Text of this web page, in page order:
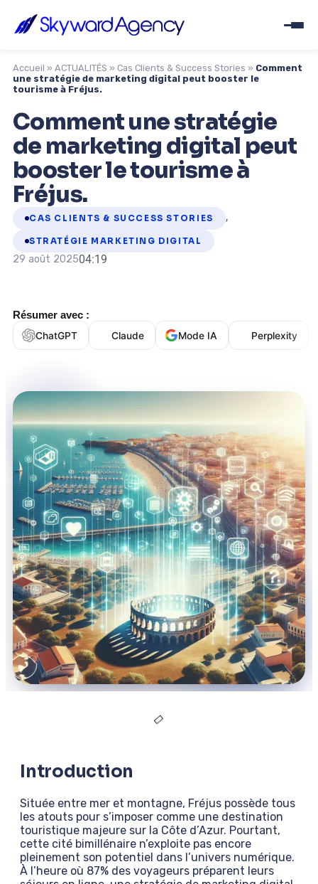
Accueil » ACTUALITÉS » Cas Clients & Success Stories » Comment
une stratégie de marketing digital peut booster le
tourisme à Fréjus.
Comment une stratégie
de marketing digital peut
booster le tourisme à
Fréjus.
CAS CLIENTS & SUCCESS STORIES ,
STRATÉGIE MARKETING DIGITAL
29 août 202504:19
Résumer avec :
ChatGPT Claude Mode IA Perplexity
Introduction
Située entre mer et montagne, Fréjus possède tous
les atouts pour s’imposer comme une destination
touristique majeure sur la Côte d’Azur. Pourtant,
cette cité bimillénaire n’exploite pas encore
pleinement son potentiel dans l’univers numérique.
À l’heure où 87% des voyageurs préparent leurs